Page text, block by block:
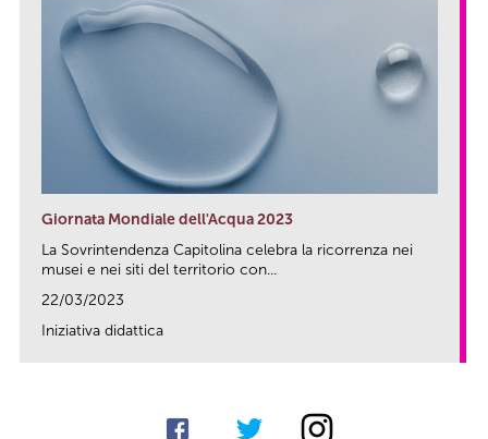
Giornata Mondiale dell'Acqua 2023
La Sovrintendenza Capitolina celebra la ricorrenza nei
musei e nei siti del territorio con...
22/03/2023
Iniziativa didattica